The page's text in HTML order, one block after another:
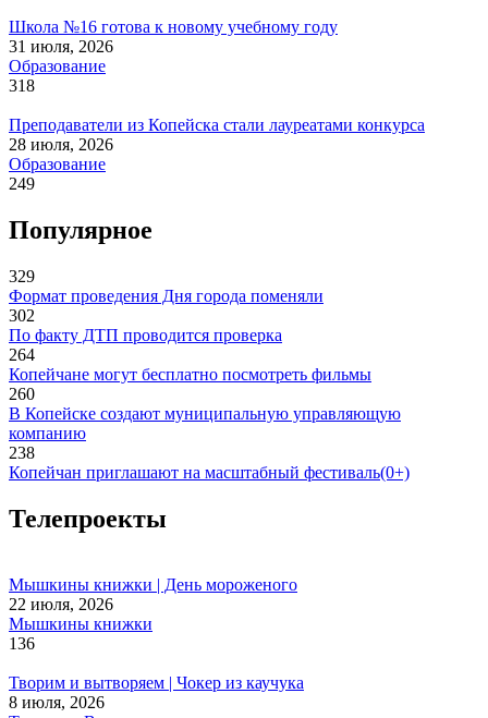
Школа №16 готова к новому учебному году
31 июля, 2026
Образование
318
Преподаватели из Копейска стали лауреатами конкурса
28 июля, 2026
Образование
249
Популярное
329
Формат проведения Дня города поменяли
302
По факту ДТП проводится проверка
264
Копейчане могут бесплатно посмотреть фильмы
260
В Копейске создают муниципальную управляющую
компанию
238
Копейчан приглашают на масштабный фестиваль(0+)
Телепроекты
Мышкины книжки | День мороженого
22 июля, 2026
Мышкины книжки
136
Творим и вытворяем | Чокер из каучука
8 июля, 2026